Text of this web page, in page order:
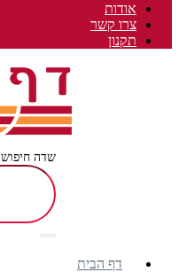
אודות
צרו קשר
תקנון
שדה חיפוש
דף הבית